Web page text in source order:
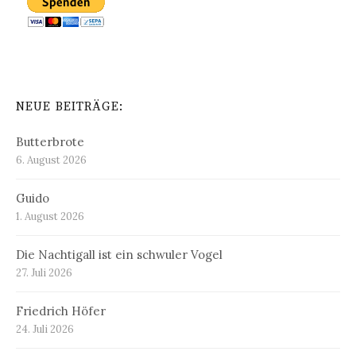
NEUE BEITRÄGE:
Butterbrote
6. August 2026
Guido
1. August 2026
Die Nachtigall ist ein schwuler Vogel
27. Juli 2026
Friedrich Höfer
24. Juli 2026